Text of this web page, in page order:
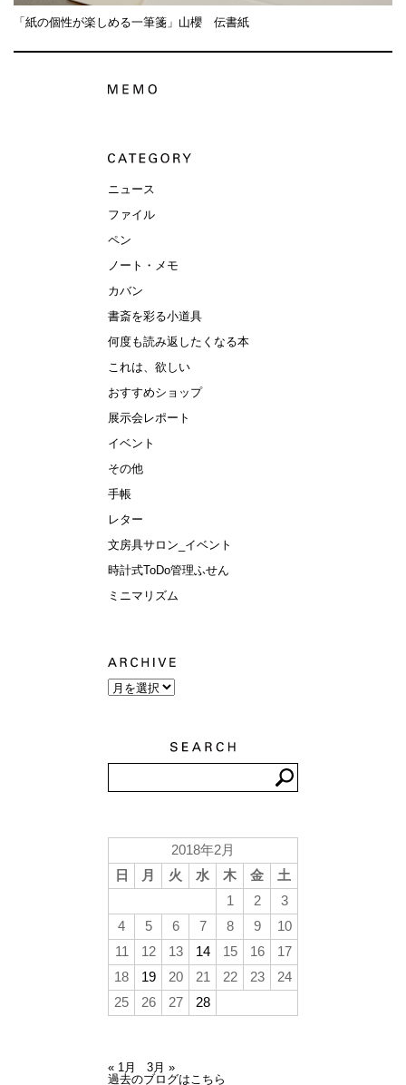
「紙の個性が楽しめる一筆箋」山櫻 伝書紙
ニュース
ファイル
ペン
ノート・メモ
カバン
書斎を彩る小道具
何度も読み返したくなる本
これは、欲しい
おすすめショップ
展示会レポート
イベント
その他
手帳
レター
文房具サロン_イベント
時計式ToDo管理ふせん
ミニマリズム
2018年2月
日
月 火 水 木 金
土
1
2
3
4
5 6 7 8 9
10
11
12 13 14 15 16
17
18
19 20 21 22 23
24
25
26 27 28
« 1月
3月 »
過去のブログはこちら